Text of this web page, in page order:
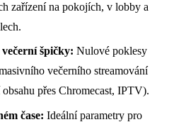
zařízení na pokojích, v lobby a
špičky: Nulové poklesy
večerního streamování
přes Chromecast, IPTV).
čase: Ideální parametry pro